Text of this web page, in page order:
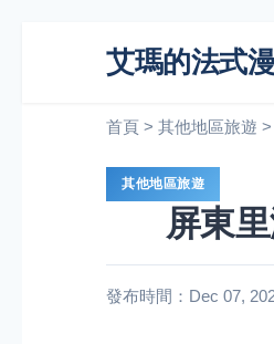
艾瑪的法式
首頁 > 其他地區旅遊 >
其他地區旅遊
屏東
發布時間：Dec 07,